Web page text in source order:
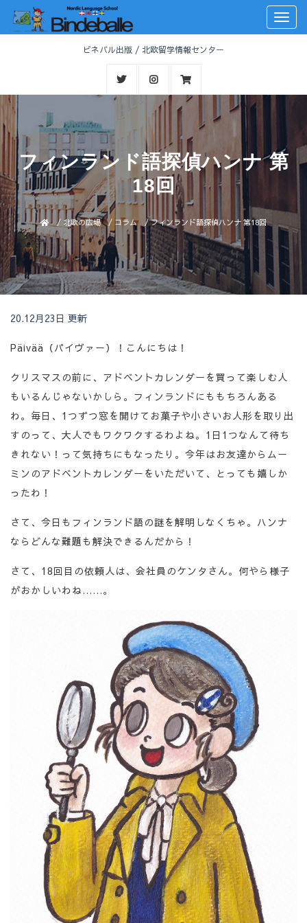
ビネバル出版 / 北欧留学情報センター
フィンランド語探偵ハンナ 第
18回
/ 北欧の広場 / コラム /フィンランド語探偵ハンナ 第18回
20.12月23日 更新
Päivää（パイヴァー）！こんにちは！
クリスマスの前に、アドベントカレンダーを買って楽しむ人
もいるんじゃないかしら。フィンランドにももちろんある
わ。毎日、1つずつ窓を開けてお菓子や小さいお人形を取り出
すのって、大人でもワクワクするわよね。1日1つなんて待ち
きれない！って気持ちにもなったり。今年はお友達からムー
ミンのアドベントカレンダーをいただいて、とっても嬉しか
ったわ！
さて、今日もフィンランド語の謎を解明しなくちゃ。ハンナ
ならどんな難題も解決できるんだから！
さて、18回目の依頼人は、会社員のケンタさん。何やら様子
がおかしいわね……。